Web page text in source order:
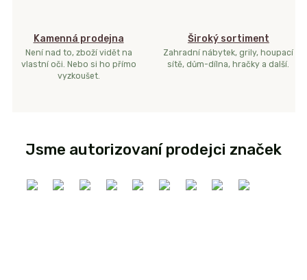
Kamenná prodejna
Není nad to, zboží vidět na
vlastní oči. Nebo si ho přímo
vyzkoušet.
Široký sortiment
Zahradní nábytek, grily, houpací
sítě, dům-dílna, hračky a další.
Jsme autorizovaní prodejci značek